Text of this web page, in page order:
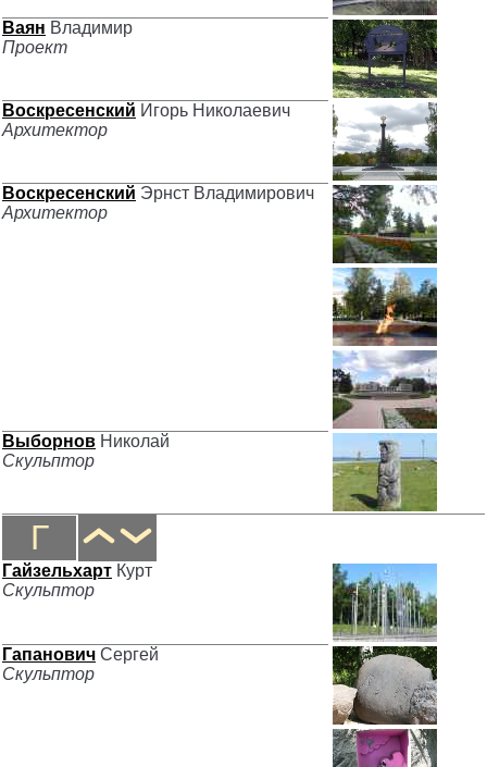
Ваян Владимир
Проект
Воскресенский Игорь Николаевич
Архитектор
Воскресенский Эрнст Владимирович
Архитектор
Выборнов Николай
Скульптор
Г
Гайзельхарт Курт
Скульптор
Гапанович Сергей
Скульптор